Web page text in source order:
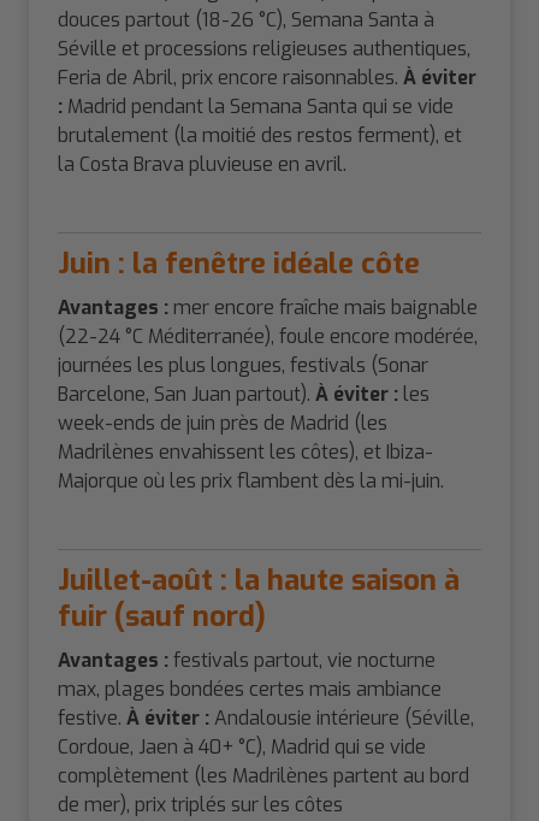
douces partout (18-26 °C), Semana Santa à
Séville et processions religieuses authentiques,
Feria de Abril, prix encore raisonnables. À éviter
: Madrid pendant la Semana Santa qui se vide
brutalement (la moitié des restos ferment), et
la Costa Brava pluvieuse en avril.
Juin : la fenêtre idéale côte
Avantages : mer encore fraîche mais baignable
(22-24 °C Méditerranée), foule encore modérée,
journées les plus longues, festivals (Sonar
Barcelone, San Juan partout). À éviter : les
week-ends de juin près de Madrid (les
Madrilènes envahissent les côtes), et Ibiza-
Majorque où les prix flambent dès la mi-juin.
Juillet-août : la haute saison à
fuir (sauf nord)
Avantages :festivals partout, vie nocturne
max, plages bondées certes mais ambiance
festive. À éviter :Andalousie intérieure (Séville,
Cordoue, Jaen à 40+ °C), Madrid qui se vide
complètement (les Madrilènes partent au bord
de mer), prix triplés sur les côtes